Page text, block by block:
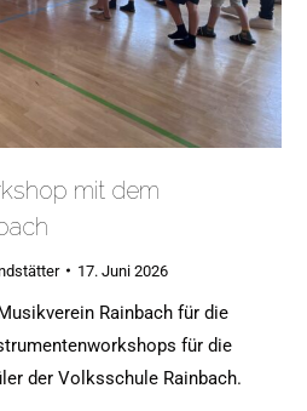
mit dem
17. Juni 2026
Rainbach für die
für die
der Volksschule Rainbach.